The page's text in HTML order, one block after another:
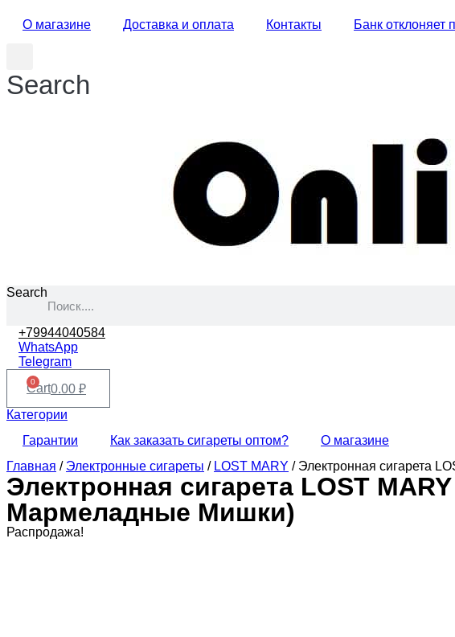
О магазине Доставка и оплата Контакты Банк отклоняет
Search
Search
+79944040584
WhatsApp
Telegram
0.00 ₽
0
Cart
Категории
Гарантии
Как заказать сигареты оптом?
О магазине
Главная / Электронные сигареты / LOST MARY / Электронная сигарета
Электронная сигарета LOST
Мармеладные Мишки)
Распродажа!